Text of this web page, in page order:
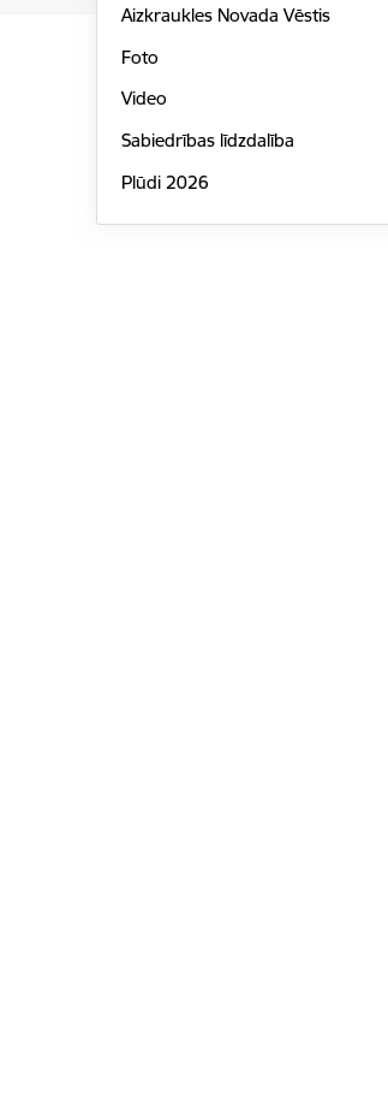
Aizkraukles Novada Vēstis
Foto
Video
Sabiedrības līdzdalība
Plūdi 2026